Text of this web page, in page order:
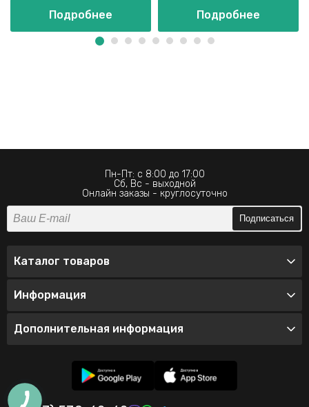
Подробнее Подробнее
Пн-Пт: с 8:00 до 17:00
Сб, Вс - выходной
Онлайн заказы - круглосуточно
Подписаться
Каталог товаров
Информация
Дополнительная информация